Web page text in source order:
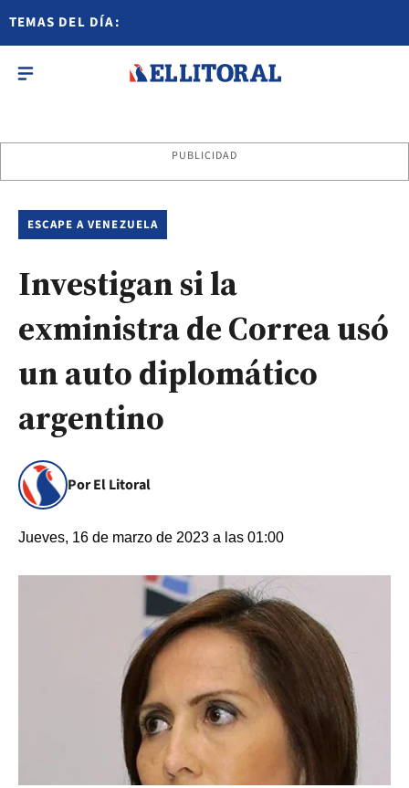
TEMAS DEL DÍA:
PUBLICIDAD
ESCAPE A VENEZUELA
Investigan si la
exministra de Correa usó
un auto diplomático
argentino
Por El Litoral
Jueves, 16 de marzo de 2023 a las 01:00